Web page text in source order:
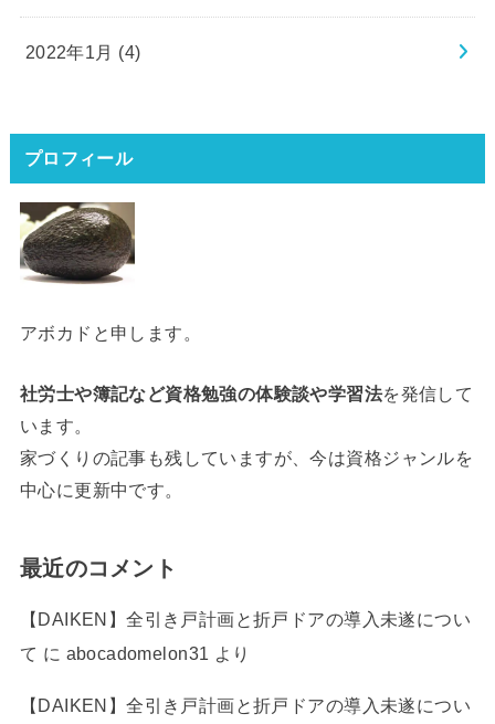
2022年1月 (4)
プロフィール
アボカドと申します。
社労士や簿記など資格勉強の体験談や学習法を発信して
います。
家づくりの記事も残していますが、今は資格ジャンルを
中心に更新中です。
最近のコメント
【DAIKEN】全引き戸計画と折戸ドアの導入未遂につい
て に abocadomelon31 より
【DAIKEN】全引き戸計画と折戸ドアの導入未遂につい